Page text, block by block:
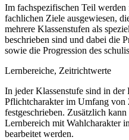
Im fachspezifischen Teil werden
fachlichen Ziele ausgewiesen,
mehrere Klassenstufen als
beschrieben sind und dabei die
sowie die Progression des
Lernbereiche, Zeitrichtwerte
In jeder Klassenstufe sind in der
Pflichtcharakter im Umfang von
festgeschrieben. Zusätzlich
Lernbereich mit Wahlcharakter
bearbeitet werden.